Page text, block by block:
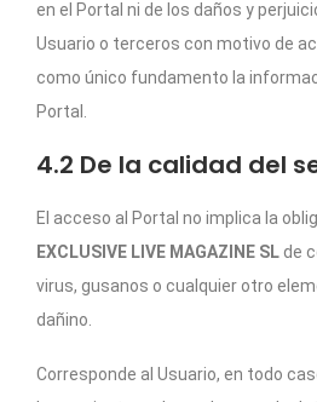
en el Portal ni de los daños y
Usuario o terceros con motivo de
como único fundamento la
Portal.
4.2 De la calidad del
El acceso al Portal no implica la
EXCLUSIVE LIVE MAGAZINE SL de
virus, gusanos o cualquier otro
dañino.
Corresponde al Usuario, en todo